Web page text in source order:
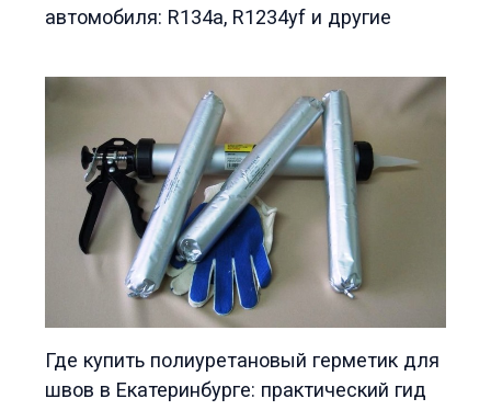
автомобиля: R134a, R1234yf и другие
Где купить полиуретановый герметик для
швов в Екатеринбурге: практический гид